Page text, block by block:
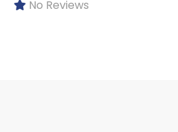
No Reviews